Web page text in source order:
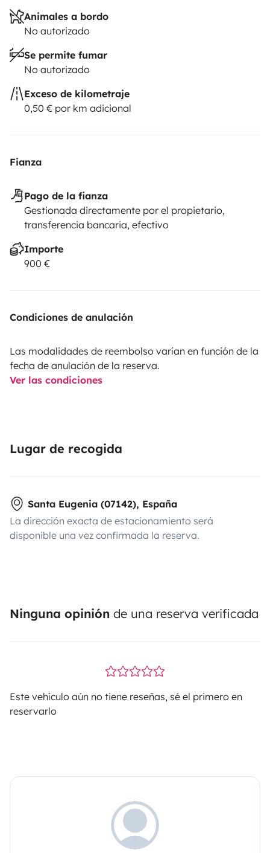
Animales a bordo
No autorizado
Se permite fumar
No autorizado
Exceso de kilometraje
0,50 € por km adicional
Fianza
Pago de la fianza
Gestionada directamente por el propietario,
transferencia bancaria, efectivo
Importe
900 €
Condiciones de anulación
Las modalidades de reembolso varían en función de la
fecha de anulación de la reserva.
Ver las condiciones
Lugar de recogida
Santa Eugenia (07142), España
La dirección exacta de estacionamiento será
disponible una vez confirmada la reserva.
Ninguna opinión de una reserva verificada
Este vehículo aún no tiene reseñas, sé el primero en
reservarlo